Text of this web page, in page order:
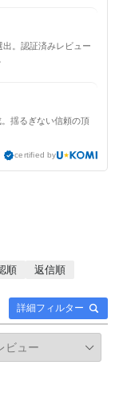
。認証済みレビュー
揺るぎない信頼の頂
certified by
詳細フィルター
順
返信順